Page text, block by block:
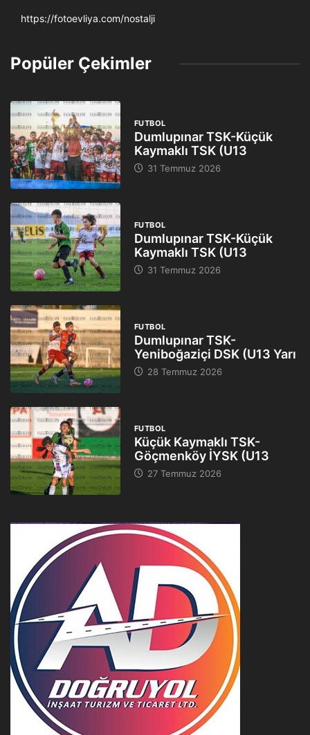
https://fotoevliya.com/nostalji
Popüler Çekimler
FUTBOL
Dumlupınar TSK-Küçük
Kaymaklı TSK (U13
31 Temmuz 2026
FUTBOL
Dumlupınar TSK-Küçük
Kaymaklı TSK (U13
31 Temmuz 2026
FUTBOL
Dumlupınar TSK-
Yeniboğaziçi DSK (U13 Yarı
28 Temmuz 2026
FUTBOL
Küçük Kaymaklı TSK-
Göçmenköy İYSK (U13
27 Temmuz 2026